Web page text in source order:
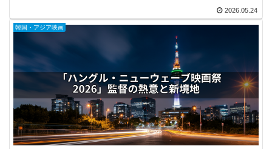
2026.05.24
韓国・アジア映画